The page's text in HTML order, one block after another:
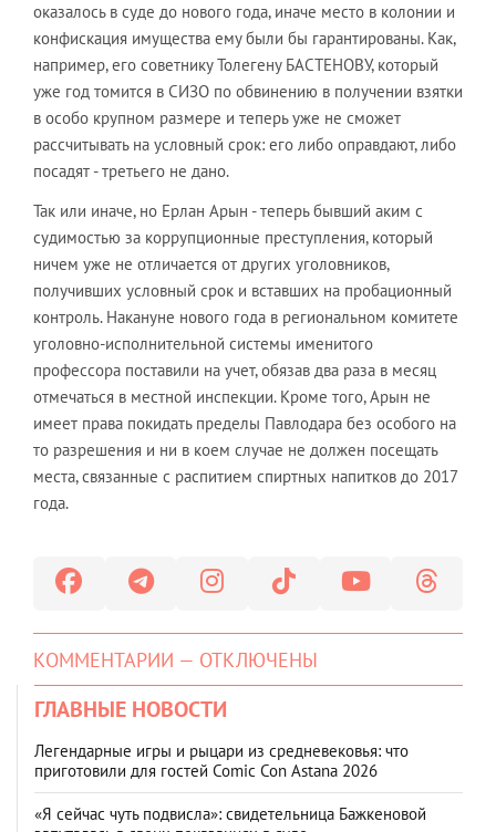
оказалось в суде до нового года, иначе место в колонии и
конфискация имущества ему были бы гарантированы. Как,
например, его советнику Толегену БАСТЕНОВУ, который
уже год томится в СИЗО по обвинению в получении взятки
в особо крупном размере и теперь уже не сможет
рассчитывать на условный срок: его либо оправдают, либо
посадят - третьего не дано.
Так или иначе, но Ерлан Арын - теперь бывший аким с
судимостью за коррупционные преступления, который
ничем уже не отличается от других уголовников,
получивших условный срок и вставших на пробационный
контроль. Накануне нового года в региональном комитете
уголовно-исполнительной системы именитого
профессора поставили на учет, обязав два раза в месяц
отмечаться в местной инспекции. Кроме того, Арын не
имеет права покидать пределы Павлодара без особого на
то разрешения и ни в коем случае не должен посещать
места, связанные с распитием спиртных напитков до 2017
года.
КОММЕНТАРИИ — ОТКЛЮЧЕНЫ
ГЛАВНЫЕ НОВОСТИ
Легендарные игры и рыцари из средневековья: что
приготовили для гостей Comic Con Astana 2026
«Я сейчас чуть подвисла»: свидетельница Бажкеновой